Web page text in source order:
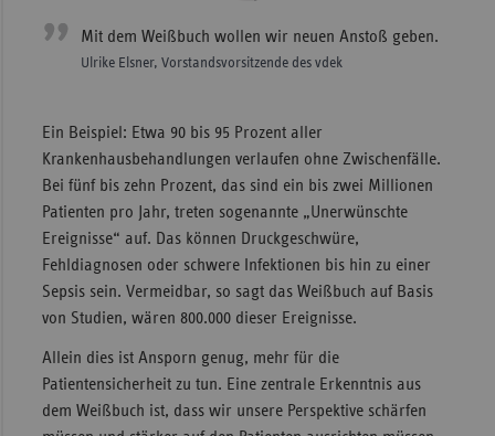
Mit dem Weißbuch wollen wir neuen Anstoß geben.
Ulrike Elsner, Vorstandsvorsitzende des vdek
Ein Beispiel: Etwa 90 bis 95 Prozent aller
Krankenhausbehandlungen verlaufen ohne Zwischenfälle.
Bei fünf bis zehn Prozent, das sind ein bis zwei Millionen
Patienten pro Jahr, treten sogenannte „Unerwünschte
Ereignisse“ auf. Das können Druckgeschwüre,
Fehldiagnosen oder schwere Infektionen bis hin zu einer
Sepsis sein. Vermeidbar, so sagt das Weißbuch auf Basis
von Studien, wären 800.000 dieser Ereignisse.
Allein dies ist Ansporn genug, mehr für die
Patientensicherheit zu tun. Eine zentrale Erkenntnis aus
dem Weißbuch ist, dass wir unsere Perspektive schärfen